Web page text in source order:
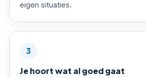
eigen situaties.
3
Je hoort wat al goed gaat